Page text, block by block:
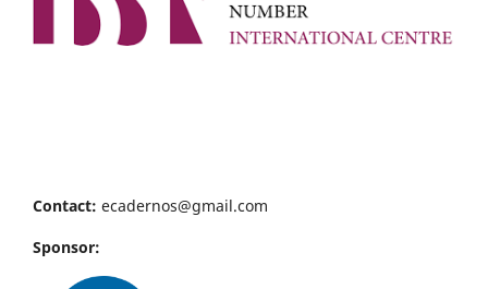
Contact: ecadernos@gmail.com
Sponsor: